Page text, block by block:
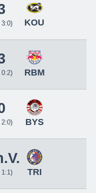
KOU
RBM
BYS
TRI